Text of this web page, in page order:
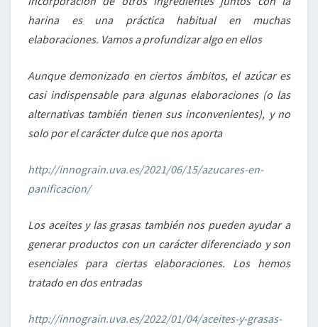
harina es una práctica habitual en muchas
elaboraciones. Vamos a profundizar algo en ellos
Aunque demonizado en ciertos ámbitos, el azúcar es
casi indispensable para algunas elaboraciones (o las
alternativas también tienen sus inconvenientes), y no
solo por el carácter dulce que nos aporta
http://innograin.uva.es/2021/06/15/azucares-en-
panificacion/
Los aceites y las grasas también nos pueden ayudar a
generar productos con un carácter diferenciado y son
esenciales para ciertas elaboraciones. Los hemos
tratado en dos entradas
http://innograin.uva.es/2022/01/04/aceites-y-grasas-